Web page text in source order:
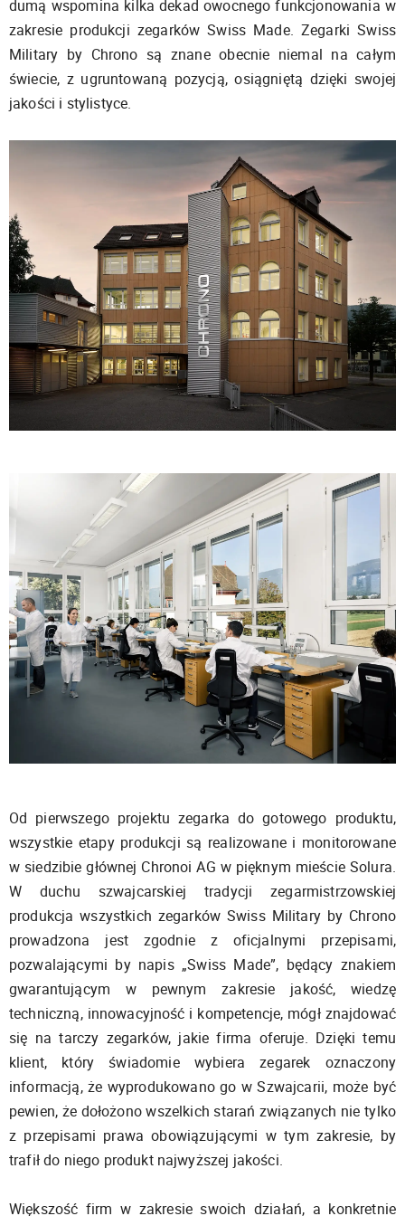
dumą wspomina kilka dekad owocnego funkcjonowania w
zakresie produkcji zegarków Swiss Made. Zegarki Swiss
Military by Chrono są znane obecnie niemal na całym
świecie, z ugruntowaną pozycją, osiągniętą dzięki swojej
jakości i stylistyce.
Od pierwszego projektu zegarka do gotowego produktu,
wszystkie etapy produkcji są realizowane i monitorowane
w siedzibie głównej Chronoi AG w pięknym mieście Solura.
W duchu szwajcarskiej tradycji zegarmistrzowskiej
produkcja wszystkich zegarków Swiss Military by Chrono
prowadzona jest zgodnie z oficjalnymi przepisami,
pozwalającymi by napis „Swiss Made”, będący znakiem
gwarantującym w pewnym zakresie jakość, wiedzę
techniczną, innowacyjność i kompetencje, mógł znajdować
się na tarczy zegarków, jakie firma oferuje. Dzięki temu
klient, który świadomie wybiera zegarek oznaczony
informacją, że wyprodukowano go w Szwajcarii, może być
pewien, że dołożono wszelkich starań związanych nie tylko
z przepisami prawa obowiązującymi w tym zakresie, by
trafił do niego produkt najwyższej jakości.
Większość firm w zakresie swoich działań, a konkretnie